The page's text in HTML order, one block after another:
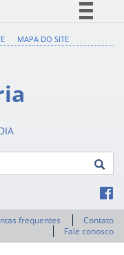
à informação
MAPA DO SITE
frequentes
Contato
Fale conosco